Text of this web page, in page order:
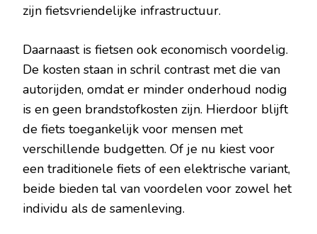
zijn fietsvriendelijke infrastructuur.
Daarnaast is fietsen ook economisch voordelig.
De kosten staan in schril contrast met die van
autorijden, omdat er minder onderhoud nodig
is en geen brandstofkosten zijn. Hierdoor blijft
de fiets toegankelijk voor mensen met
verschillende budgetten. Of je nu kiest voor
een traditionele fiets of een elektrische variant,
beide bieden tal van voordelen voor zowel het
individu als de samenleving.